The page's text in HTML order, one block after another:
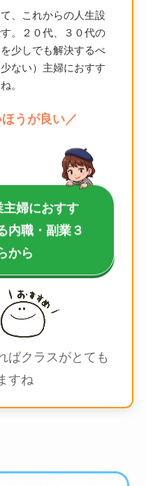
、これからの人生設
。２０代、３０代の
少しでも解決するべ
ない）主婦におすす
。
うが良い／
婦におすす
内職・副業３
から
ばクラスがとても
すね